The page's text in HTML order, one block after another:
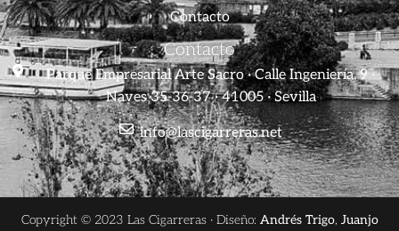
Contacto
Contacto
Parque Empresarial Arte Sacro · Calle Ingeniería, 9 ·
Naves 35-36-37 · 41005 · Sevilla
info@lascigarreras.net
Copyright © 2023 Las Cigarreras · Diseño: Andrés Trigo, Juanjo